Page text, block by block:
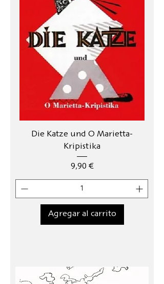
Die Katze und O Marietta-
Kripistika
Precio
9,90 €
Agregar al carrito